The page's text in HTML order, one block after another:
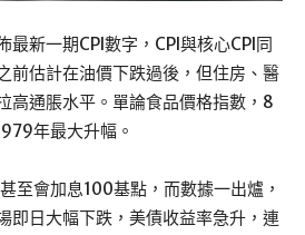
最新一期CPI數字，CPI與核心CPI同
前估計在油價下跌過後，但住房、醫
高通脹水平。單論食品價格指數，8
年最大升幅。
至會加息100基點，而數據一出爐，
即日大幅下跌，美債收益率急升，連